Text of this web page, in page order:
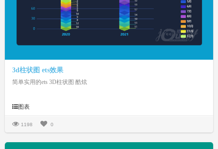
3d柱状图 ets效果
简单实用的ets 3D柱状图 酷炫
图表
1198 0